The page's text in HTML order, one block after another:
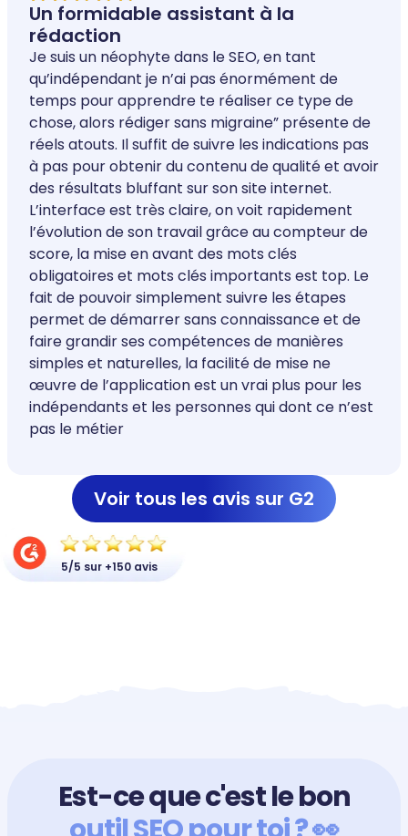
Un formidable assistant à la
rédaction
Je suis un néophyte dans le SEO, en tant
qu’indépendant je n’ai pas énormément de
temps pour apprendre te réaliser ce type de
chose, alors rédiger sans migraine” présente de
réels atouts. Il suffit de suivre les indications pas
à pas pour obtenir du contenu de qualité et avoir
des résultats bluffant sur son site internet.
L’interface est très claire, on voit rapidement
l’évolution de son travail grâce au compteur de
score, la mise en avant des mots clés
obligatoires et mots clés importants est top. Le
fait de pouvoir simplement suivre les étapes
permet de démarrer sans connaissance et de
faire grandir ses compétences de manières
simples et naturelles, la facilité de mise ne
œuvre de l’application est un vrai plus pour les
indépendants et les personnes qui dont ce n’est
pas le métier
Voir tous les avis sur G2
5/5 sur +150 avis
Est-ce que c'est le bon